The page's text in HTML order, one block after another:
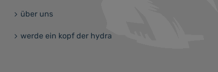
über uns
werde ein kopf der hydra